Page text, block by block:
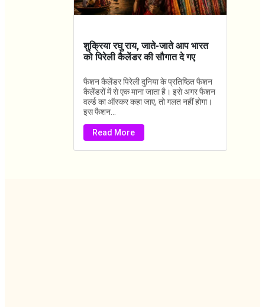
शुक्रिया रघु राय, जाते-जाते आप भारत
को पिरेली कैलेंडर की सौगात दे गए
फैशन कैलेंडर पिरेली दुनिया के प्रतिष्ठित फैशन
कैलेंडरों में से एक माना जाता है। इसे अगर फैशन
वर्ल्ड का ऑस्कर कहा जाए, तो गलत नहीं होगा।
इस फैशन...
Read More